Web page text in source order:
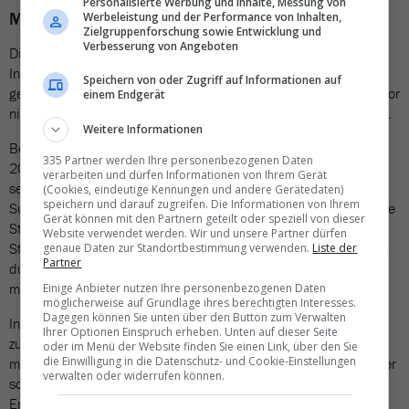
Mit dem Zug durch Ägypten
Die ägyptische Regierung hat in den vergangenen Jahren viel in
Infrastrukturprojekte investiert. Es wurden neue Autobahnen
gebaut, sodass beispielsweise der Weg von Hurghada nach Luxor
nicht mehr fünf Stunden, sondern nur noch drei Stunden dauert.
Besonderes Augenmerk liegt auf dem neuen Schnellzug, der
2026 in Betrieb kommen soll und auf den sich Mohamed Farag
sehr freut: «Die neuen Züge werden zwischen Alexandria, Kairo,
Suchna, Hurghada, Luxor, Assuan und Abu Simbel verkehren. Die
Strecke zwischen Hurghada und Luxor wird nur noch eineinhalb
Stunden dauern, von Kairo nach Luxor bloss fünf Stunden.» Das
dürfte das Reisen innerhalb Ägyptens massgeblich schneller
machen.
In den Destinationen werden in den kommenden Jahren
zunehmend die Kapazitäten ausgebaut. Im Vordergrund stehen
momentan die Angebote rund um die Pyramiden, das Mittelmeer
sowie Luxor und Assuan. Ein Highlight in diesem Jahr wird die
Eröffnung des «Four Seasons Hotel» in Luxor sein. Auch sollen
Werbeleistung und der Performance von Inhalten,
Zielgruppenforschung sowie Entwicklung und
Verbesserung von Angeboten
Speichern von oder Zugriff auf Informationen auf
einem Endgerät
Weitere Informationen
335 Partner werden Ihre personenbezogenen Daten
verarbeiten und dürfen Informationen von Ihrem Gerät
(Cookies, eindeutige Kennungen und andere Gerätedaten)
speichern und darauf zugreifen. Die Informationen von Ihrem
Gerät können mit den Partnern geteilt oder speziell von dieser
Website verwendet werden. Wir und unsere Partner dürfen
genaue Daten zur Standortbestimmung verwenden. Liste der
Partner
Einige Anbieter nutzen Ihre personenbezogenen Daten
möglicherweise auf Grundlage ihres berechtigten Interesses.
Dagegen können Sie unten über den Button zum Verwalten
Ihrer Optionen Einspruch erheben. Unten auf dieser Seite
oder im Menü der Website finden Sie einen Link, über den Sie
die Einwilligung in die Datenschutz- und Cookie-Einstellungen
verwalten oder widerrufen können.